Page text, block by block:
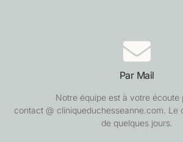
Par Mail
Notre équipe est à votre écoute
contact @ cliniqueduchesseanne.com. Le
de quelques jours.